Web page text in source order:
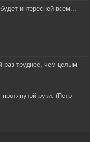
интересней всем...
раз труднее, чем целым
руки. (Петр